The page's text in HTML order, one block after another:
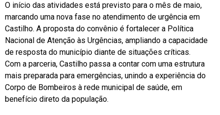
O início das atividades está previsto para o mês de maio,
marcando uma nova fase no atendimento de urgência em
Castilho. A proposta do convênio é fortalecer a Política
Nacional de Atenção às Urgências, ampliando a capacidade
de resposta do município diante de situações críticas.
Com a parceria, Castilho passa a contar com uma estrutura
mais preparada para emergências, unindo a experiência do
Corpo de Bombeiros à rede municipal de saúde, em
benefício direto da população.